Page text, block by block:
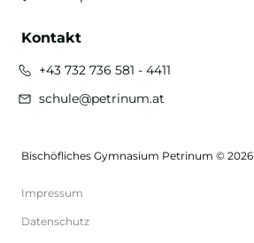
Kontakt
+43 732 736 581 - 4411
schule@petrinum.at
Bischöfliches Gymnasium Petrinum © 2026
Impressum
Datenschutz